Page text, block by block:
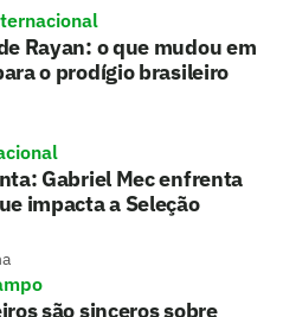
Rayan: o que mudou em
o prodígio brasileiro
Gabriel Mec enfrenta
impacta a Seleção
são sinceros sobre